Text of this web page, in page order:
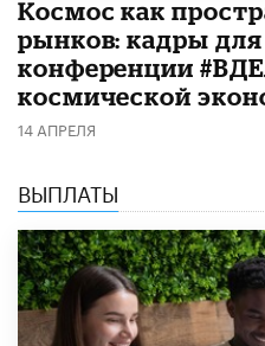
Космос как
рынков: кадры
конференции
космической
14 АПРЕЛЯ
ВЫПЛАТЫ